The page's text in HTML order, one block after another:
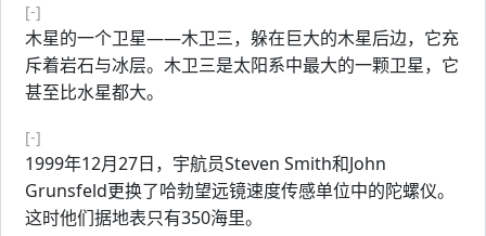
[-]
木星的一个卫星——木卫三，躲在巨大的木星后边，它充
斥着岩石与冰层。木卫三是太阳系中最大的一颗卫星，它
甚至比水星都大。
[-]
1999年12月27日，宇航员Steven Smith和John
Grunsfeld更换了哈勃望远镜速度传感单位中的陀螺仪。
这时他们据地表只有350海里。